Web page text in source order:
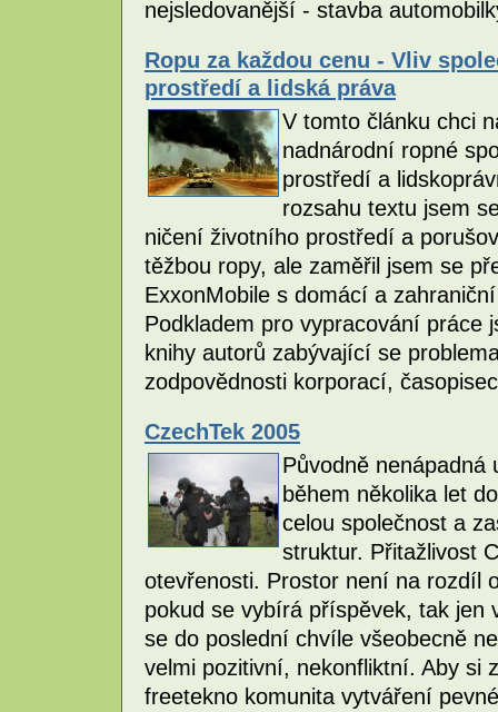
nejsledovanější - stavba
Ropu za každou cenu - Vliv
prostředí a lidská práva
V tomto článku chci
nadnárodní ropné
prostředí a
rozsahu textu jsem
ničení životního prostředí a
těžbou ropy, ale zaměřil jsem se
ExxonMobile s domácí a
Podkladem pro vypracování práce
knihy autorů zabývající se
zodpovědnosti korporací,
CzechTek 2005
Původně nenápadná
během několika let
celou společnost a
struktur. Přitažlivost
otevřenosti. Prostor není na rozdíl
pokud se vybírá příspěvek, tak jen
se do poslední chvíle všeobecně
velmi pozitivní, nekonfliktní. Aby si
freetekno komunita vytváření